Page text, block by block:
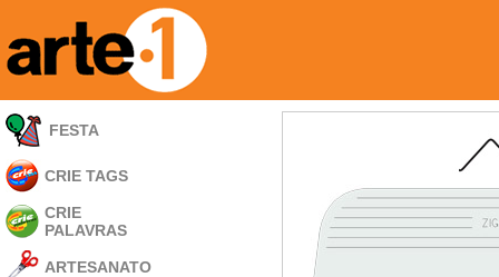
FESTA
CRIE TAGS
CRIE
PALAVRAS
ARTESANATO